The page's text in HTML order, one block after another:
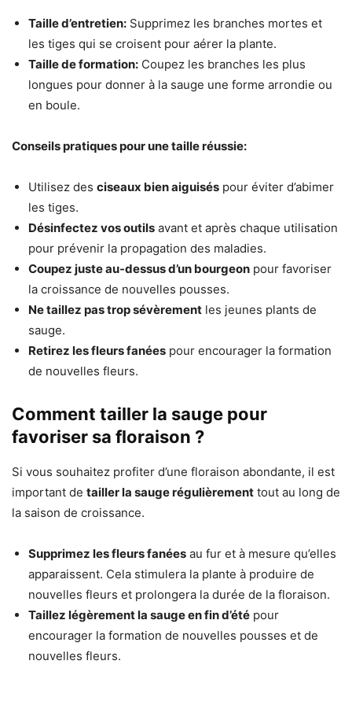
Taille d’entretien: Supprimez les branches mortes et
les tiges qui se croisent pour aérer la plante.
Taille de formation: Coupez les branches les plus
longues pour donner à la sauge une forme arrondie ou
en boule.
Conseils pratiques pour une taille réussie:
Utilisez des ciseaux bien aiguisés pour éviter d’abimer
les tiges.
Désinfectez vos outils avant et après chaque utilisation
pour prévenir la propagation des maladies.
Coupez juste au-dessus d’un bourgeon pour favoriser
la croissance de nouvelles pousses.
Ne taillez pas trop sévèrement les jeunes plants de
sauge.
Retirez les fleurs fanées pour encourager la formation
de nouvelles fleurs.
Comment tailler la sauge pour
favoriser sa floraison ?
Si vous souhaitez profiter d’une floraison abondante, il est
important de tailler la sauge régulièrement tout au long de
la saison de croissance.
Supprimez les fleurs fanées au fur et à mesure qu’elles
apparaissent. Cela stimulera la plante à produire de
nouvelles fleurs et prolongera la durée de la floraison.
Taillez légèrement la sauge en fin d’été pour
encourager la formation de nouvelles pousses et de
nouvelles fleurs.